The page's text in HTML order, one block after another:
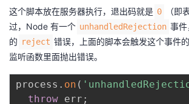
这个脚本放在服务器执行，退出码就是 0
（即
过，Node 有一个 unhandledRejection 事
的 reject 错误，上面的脚本会触发这个事件
监听函数里面抛出错误。
process . on (
throw err ;